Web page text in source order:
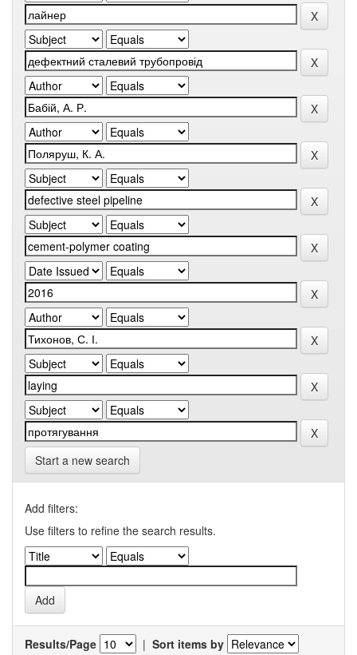
Start a new search
Add filters:
Use filters to refine the search results.
Results/Page | Sort items by